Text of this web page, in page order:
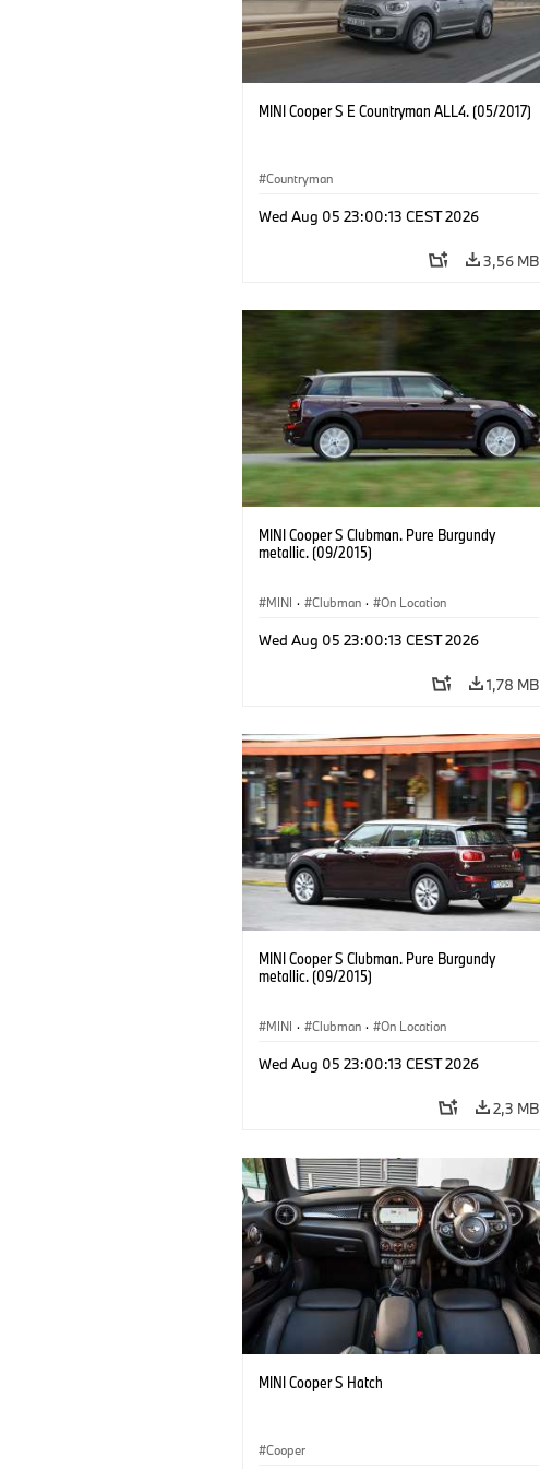
MINI Cooper S E Countryman ALL4. (05/2017)
Countryman
Wed Aug 05 23:00:13 CEST 2026
3,56 MB
MINI Cooper S Clubman. Pure Burgundy
metallic. (09/2015)
MINI · Clubman · On Location
Wed Aug 05 23:00:13 CEST 2026
1,78 MB
MINI Cooper S Clubman. Pure Burgundy
metallic. (09/2015)
MINI · Clubman · On Location
Wed Aug 05 23:00:13 CEST 2026
2,3 MB
MINI Cooper S Hatch
Cooper